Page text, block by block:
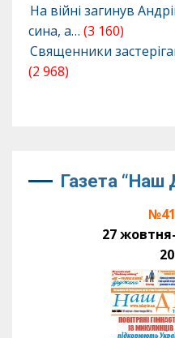
На війні загинув
сина, а… (3 160)
Священники
(2 968)
Газета “Наш
27